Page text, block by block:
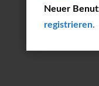
Neuer
registrieren.